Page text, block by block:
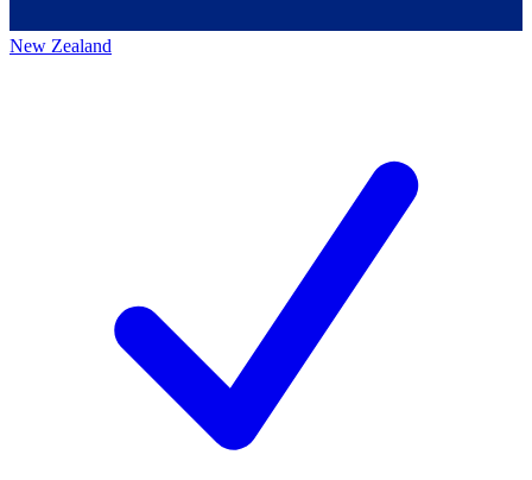
New Zealand